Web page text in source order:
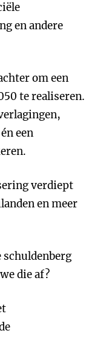
en andere
om een
te realiseren.
een
verdiept
en meer
schuldenberg
die af?